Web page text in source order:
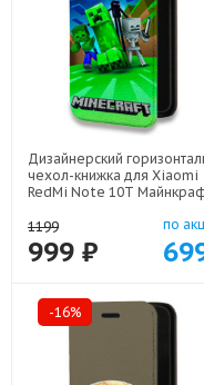
Дизайнерский
чехол-книжка для Xiaomi
RedMi Note 10T
1199
999 ₽
по
-16%